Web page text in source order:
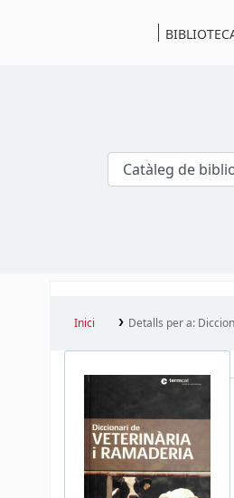
Inici Detalls per a: